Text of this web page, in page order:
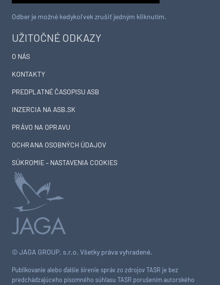
© JAGA GROUP, s.r.o. Všetky práva vyhradené.
Publikovanie alebo ďalšie šírenie správ zo zdrojov TASR je bez
predchádzajúceho písomného súhlasu TASR porušením autorského
UŽITOČNÉ ODKAZY
O NÁS
KONTAKTY
PREDPLATNÉ ČASOPISU ASB
INZERCIA NA ASB.SK
PRÁVO NA OPRAVU
OCHRANA OSOBNÝCH ÚDAJOV
SÚKROMIE – NASTAVENIA COOKIES
Odber je možné kedykoľvek zrušiť jedným kliknutím.